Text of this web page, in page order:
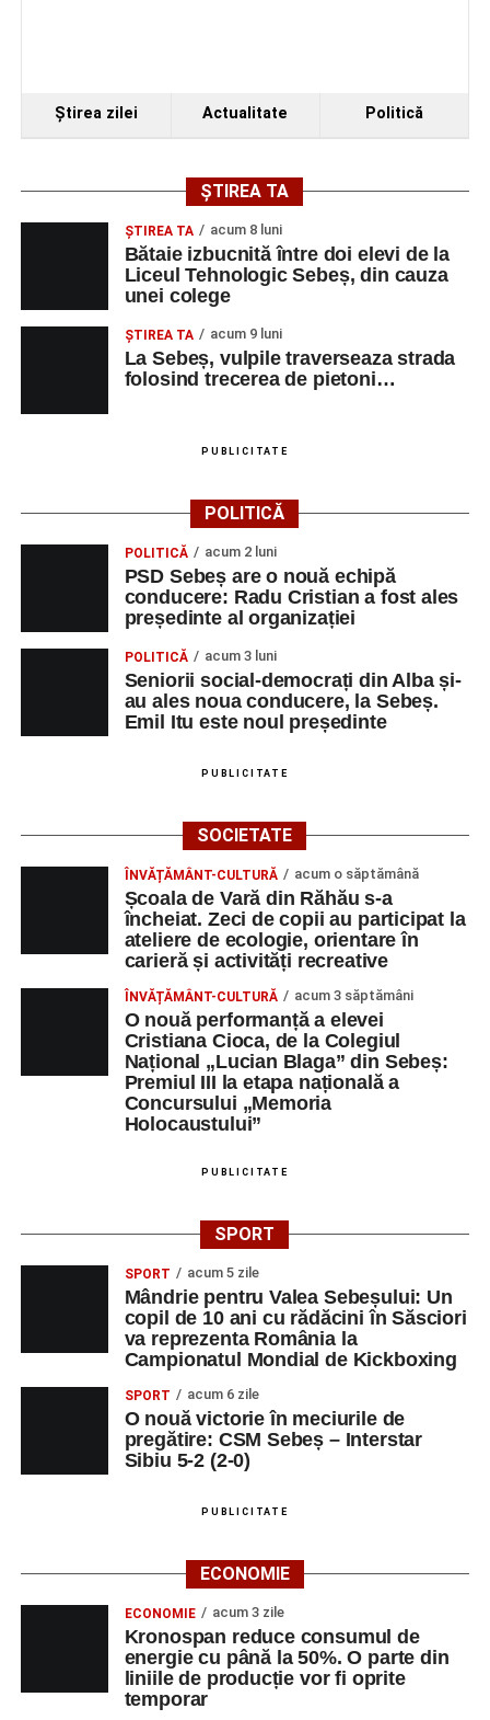
Spectacol de vals și tango „Armonii în
pași de dans”
Napoca).
AcompaniazăCluj Tango Orchestra:
Irina Indrei – pian
Robert Indrei – bandoneon
Milena Vădan – vioară
Emanuel Elcean – contrabas
Adrian Lup – violoncel
Vlad Dordea.
Piața Primăriei
Orele 17.00–20.00– Punct oficial de înscrieri și informații
SÂMBĂTĂ, 22 AUGUST 2026
Platoul Centrului Cultural „Lucian
Blaga” Sebeș
(Race Office) pentru competiția„Cicloaventurier de
Râpa Roșie
Orele 17.00–20.00
– Antrenamente libere pe traseul de
Centrul Cultural „Lucian Blaga”
Sebeș – Sala de spectacole
– Proiecție cinematografică:
Gabi Virginia Șarga și Cătălin Rotaru, producător Gabi
DUMINICĂ, 23 AUGUST 2026
Râpa Roșie
„Cicloaventurier de Sebeș”
al competiției MTB pentru copii.
LUNI, 24 AUGUST 2026
Ora 18.00– Activități recreative pentru copii, susținute de
trupele de teatru„Gepetto”și„Pied Piper”
Seară cu tradiții săsești, cu participarea:
Fanfarei din Petrești;
Ştirea zilei Actualitate Politică
ȘTIREA TA
ŞTIREA TA acum 8 luni
Bătaie izbucnită între doi elevi de la
Liceul Tehnologic Sebeș, din cauza
unei colege
ŞTIREA TA acum 9 luni
La Sebeș, vulpile traverseaza strada
folosind trecerea de pietoni…
PUBLICITATE
POLITICĂ
POLITICĂ acum 2 luni
PSD Sebeș are o nouă echipă
conducere: Radu Cristian a fost ales
președinte al organizației
POLITICĂ acum 3 luni
Seniorii social-democrați din Alba și-
au ales noua conducere, la Sebeș.
Emil Itu este noul președinte
PUBLICITATE
SOCIETATE
ÎNVĂȚĂMÂNT-CULTURĂ acum o săptămână
Școala de Vară din Răhău s-a
încheiat. Zeci de copii au participat la
ateliere de ecologie, orientare în
carieră și activități recreative
ÎNVĂȚĂMÂNT-CULTURĂ acum 3 săptămâni
O nouă performanță a elevei
Cristiana Cioca, de la Colegiul
Național „Lucian Blaga” din Sebeș:
Premiul III la etapa națională a
Concursului „Memoria
Holocaustului”
PUBLICITATE
SPORT
SPORT acum 5 zile
Mândrie pentru Valea Sebeșului: Un
copil de 10 ani cu rădăcini în Săsciori
va reprezenta România la
Campionatul Mondial de Kickboxing
SPORT acum 6 zile
O nouă victorie în meciurile de
pregătire: CSM Sebeș – Interstar
Sibiu 5-2 (2-0)
PUBLICITATE
ECONOMIE
ECONOMIE acum 3 zile
Kronospan reduce consumul de
energie cu până la 50%. O parte din
liniile de producție vor fi oprite
temporar